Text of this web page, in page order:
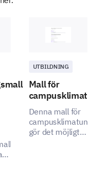
resources or
UTBILDNING
Mall för
Denna mall för
gör det möjligt